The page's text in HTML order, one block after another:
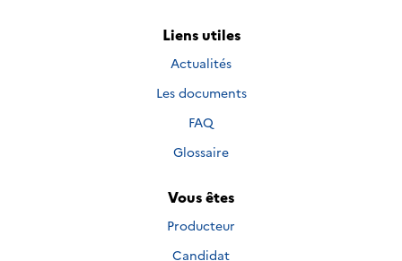
Liens utiles
Actualités
Les documents
FAQ
Glossaire
Vous êtes
Producteur
Candidat